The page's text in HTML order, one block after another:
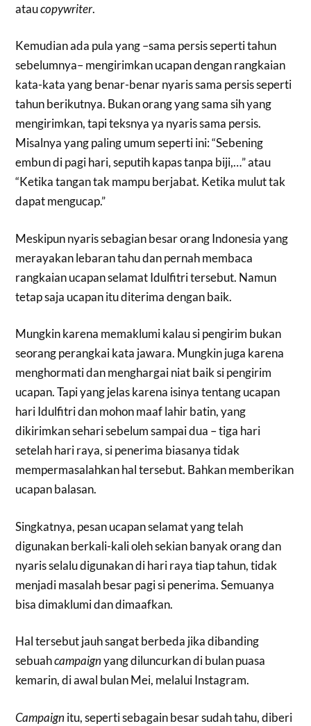
ataucopywriter.
Kemudian ada pula yang –sama persis seperti tahun
sebelumnya– mengirimkan ucapan dengan rangkaian
kata-kata yang benar-benar nyaris sama persis seperti
tahun berikutnya. Bukan orang yang sama sih yang
mengirimkan, tapi teksnya ya nyaris sama persis.
Misalnya yang paling umum seperti ini: “Sebening
embun di pagi hari, seputih kapas tanpa biji,…” atau
“Ketika tangan tak mampu berjabat. Ketika mulut tak
dapat mengucap.”
Meskipun nyaris sebagian besar orang Indonesia yang
merayakan lebaran tahu dan pernah membaca
rangkaian ucapan selamat Idulfitri tersebut. Namun
tetap saja ucapan itu diterima dengan baik.
Mungkin karena memaklumi kalau si pengirim bukan
seorang perangkai kata jawara. Mungkin juga karena
menghormati dan menghargai niat baik si pengirim
ucapan. Tapi yang jelas karena isinya tentang ucapan
hari Idulfitri dan mohon maaf lahir batin, yang
dikirimkan sehari sebelum sampai dua – tiga hari
setelah hari raya, si penerima biasanya tidak
mempermasalahkan hal tersebut. Bahkan memberikan
ucapan balasan.
Singkatnya, pesan ucapan selamat yang telah
digunakan berkali-kali oleh sekian banyak orang dan
nyaris selalu digunakan di hari raya tiap tahun, tidak
menjadi masalah besar pagi si penerima. Semuanya
bisa dimaklumi dan dimaafkan.
Hal tersebut jauh sangat berbeda jika dibanding
sebuahcampaignyang diluncurkan di bulan puasa
kemarin, di awal bulan Mei, melalui Instagram.
Campaignitu, seperti sebagain besar sudah tahu, diberi